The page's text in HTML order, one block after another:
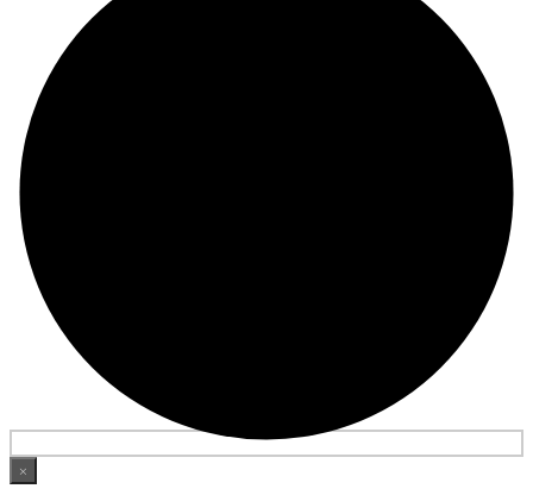
Tøjstativer
Tørrestativer
Træbakker
×